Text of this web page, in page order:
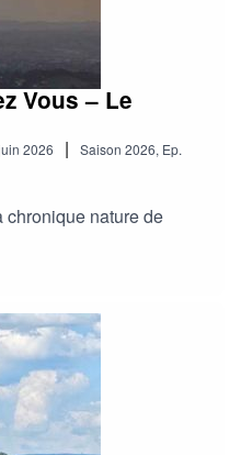
Vous – Le
2026 | Saison 2026, Ep.
chronique nature de